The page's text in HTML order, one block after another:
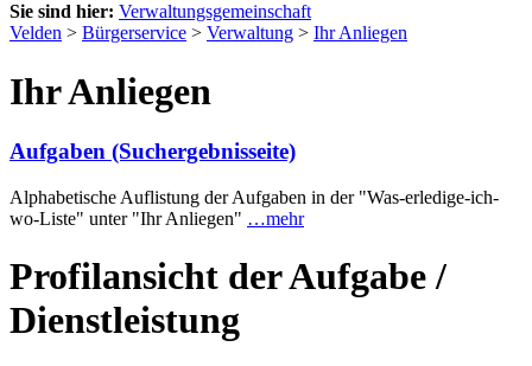
Sie sind hier: Verwaltungsgemeinschaft
Velden > Bürgerservice > Verwaltung > Ihr Anliegen
Ihr Anliegen
Aufgaben (Suchergebnisseite)
Alphabetische Auflistung der Aufgaben in der "Was-erledige-ich-
wo-Liste" unter "Ihr Anliegen" …mehr
Profilansicht der Aufgabe /
Dienstleistung